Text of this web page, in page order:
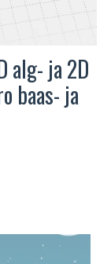
alg- ja 2D
baas- ja